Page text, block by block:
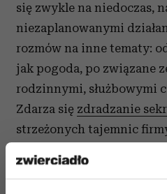
się zwykle na niedoczas,
niezaplanowanymi
rozmów na inne tematy:
jak pogoda, po związane
rodzinnymi, służbowymi
Zdarza się zdradzanie
strzeżonych tajemnic
wychowania dzieci oraz